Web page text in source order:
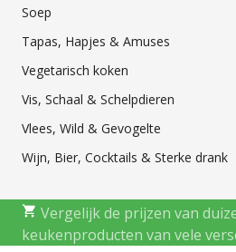
Soep
Tapas, Hapjes & Amuses
Vegetarisch koken
Vis, Schaal & Schelpdieren
Vlees, Wild & Gevogelte
Wijn, Bier, Cocktails & Sterke drank
Vergelijk de prijzen van
keukenproducten van vele